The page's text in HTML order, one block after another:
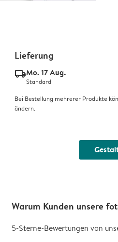
Lieferung
delivery_standard_v2Mo. 17 Aug.
Standard
Bei Bestellung mehrerer Produkte
ändern.
Warum Kunden unsere
5-Sterne-Bewertungen von